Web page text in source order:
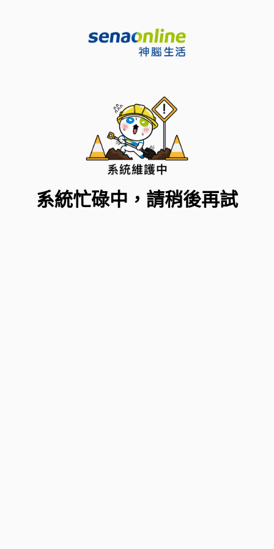
系統忙碌中，請稍後再試